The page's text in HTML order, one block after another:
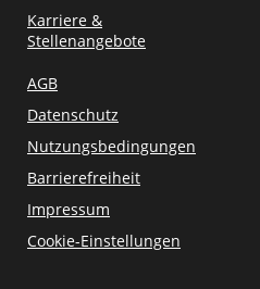
Karriere &
Stellenangebote
AGB
Datenschutz
Nutzungsbedingungen
Barrierefreiheit
Impressum
Cookie-Einstellungen